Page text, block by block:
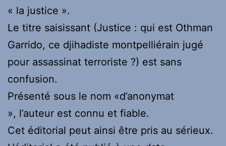
« la justice ».
Le titre saisissant (Justice : qui est Othman
Garrido, ce djihadiste montpelliérain jugé
pour assassinat terroriste ?) est sans
confusion.
Présenté sous le nom «d’anonymat
», l’auteur est connu et fiable.
Cet éditorial peut ainsi être pris au sérieux.